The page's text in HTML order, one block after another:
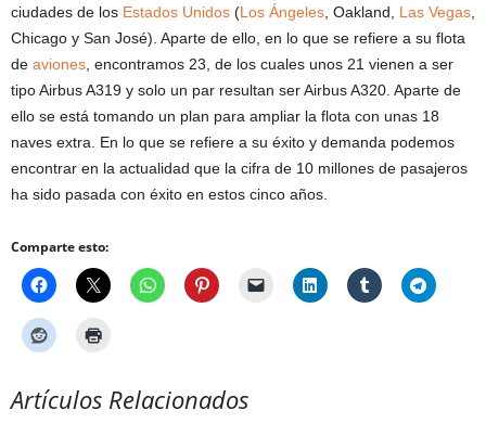
ciudades de los Estados Unidos (Los Ángeles , Oakland, Las Vegas
Chicago y San José). Aparte de ello, en lo que se refiere a su flota
de aviones , encontramos 23, de los cuales unos 21 vienen a ser
tipo Airbus A319 y solo un par resultan ser Airbus A320. Aparte de
ello se está tomando un plan para ampliar la flota con unas 18
naves extra. En lo que se refiere a su éxito y demanda podemos
encontrar en la actualidad que la cifra de 10 millones de pasajeros
ha sido pasada con éxito en estos cinco años.
Comparte esto:
Artículos Relacionados